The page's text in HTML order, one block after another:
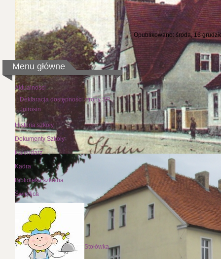
Menu główne
Aktualności
Deklaracja dostępności strony SP
Jutrosin
Historia szkoły
Dokumenty Szkoły
Kalendarz
Kadra
Biblioteka szkolna
Świetlica
Stołówka
ŚWIĘTA
Opublikowano: środa, 16